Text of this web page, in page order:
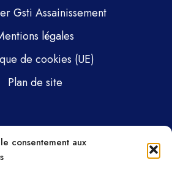
consentement aux
Gsti Assainissement
légales
de cookies (UE)
Plan de site
Mécanique